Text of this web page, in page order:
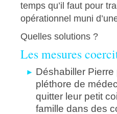
temps qu’il faut pour
opérationnel muni
Quelles solutions ?
Les mesures
Déshabiller
pléthore de
quitter leur petit
famille dans des